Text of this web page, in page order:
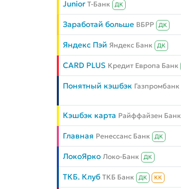
Junior Т-Банк ДК
Заработай больше ВБРР ДК
Яндекс Пэй Яндекс Банк ДК
CARD PLUS Кредит Европа Банк
Понятный кэшбэк Газпромбанк
Кэшбэк карта Райффайзен Банк
Главная Ренессанс Банк ДК
ЛокоЯрко Локо-Банк ДК
ТКБ. Клуб ТКБ Банк ДК КК